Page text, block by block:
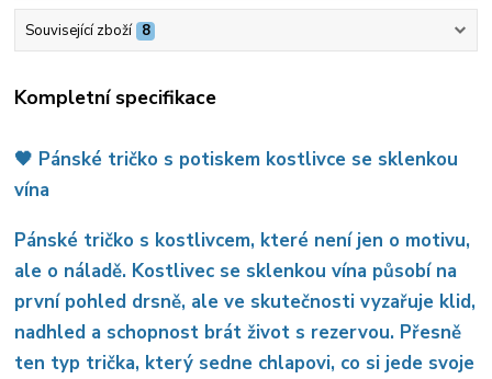
Související zboží 8
Kompletní specifikace
🖤 Pánské tričko s potiskem kostlivce se sklenkou
vína
Pánské tričko s kostlivcem, které není jen o motivu,
ale o náladě. Kostlivec se sklenkou vína působí na
první pohled drsně, ale ve skutečnosti vyzařuje klid,
nadhled a schopnost brát život s rezervou. Přesně
ten typ trička, který sedne chlapovi, co si jede svoje